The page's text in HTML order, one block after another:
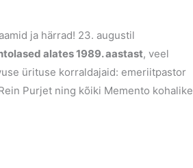
ja härrad! 23. augustil
alates 1989. aastast, veel
ürituse korraldajaid: emeriitpastor
Purjet ning kõiki Memento kohalike